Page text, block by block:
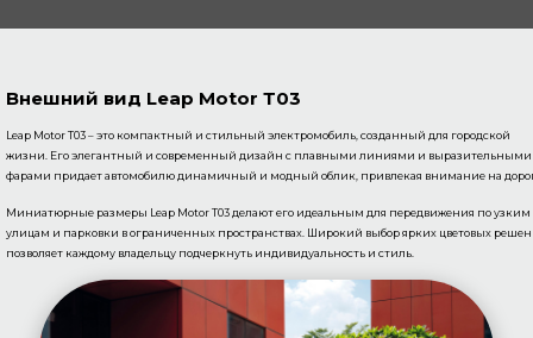
Внешний вид Leap Motor Т03
Leap Motor T03 – это компактный и стильный электромобиль, созданный для городской
жизни. Его элегантный и современный дизайн с плавными линиями и выразительными
фарами придает автомобилю динамичный и модный облик, привлекая внимание на
Миниатюрные размеры Leap Motor T03 делают его идеальным для передвижения по узким
улицам и парковки в ограниченных пространствах. Широкий выбор ярких цветовых
позволяет каждому владельцу подчеркнуть индивидуальность и стиль.